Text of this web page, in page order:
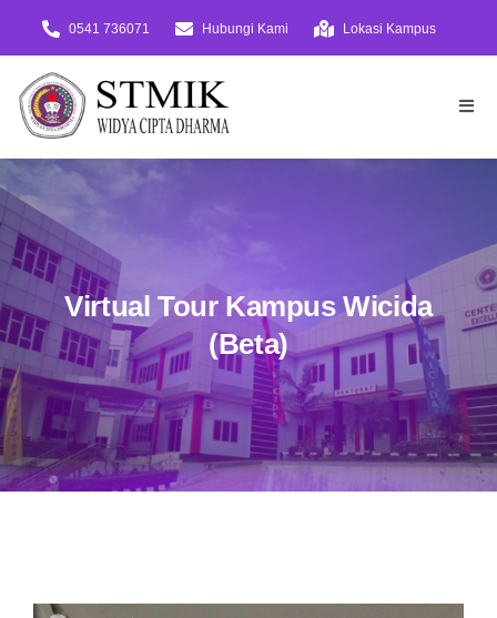
content
0541 736071 Hubungi Kami Lokasi Kampus
Beranda
PMB Daftar!
Virtual Tour
Tentang
Akademik
Kemahasiswaan
Virtual Tour Kampus Wicida
(Beta)